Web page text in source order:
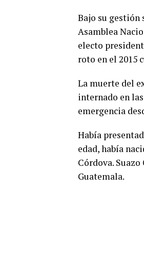
Bajo su gestión
Asamblea
electo
roto en el 2015
La muerte del
internado en
emergencia
Había
edad, había
Córdova.
Guatemala.